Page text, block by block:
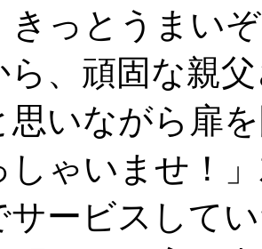
きっとうまい
ら、頑固な親
思いながら扉
しゃいませ！
サービスして